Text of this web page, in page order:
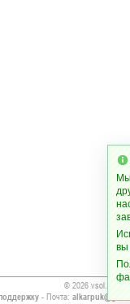
© 2026 vsol.org
- Почта:
вы